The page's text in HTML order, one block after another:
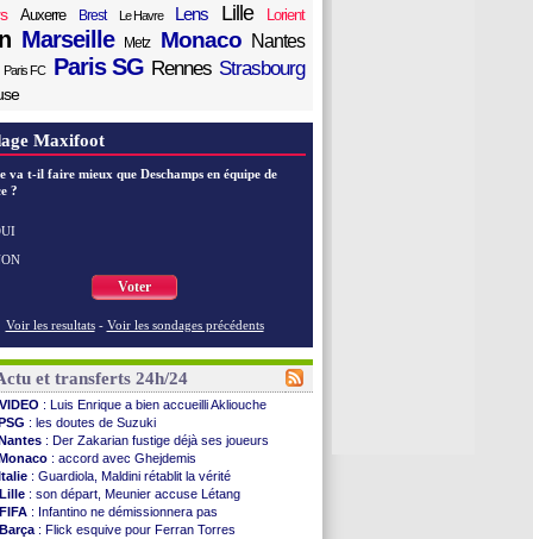
Auxerre Brest Le Havre Lens Lille Lorient
Marseille Metz Monaco Nantes
Paris FC Paris SG Rennes Strasbourg
Maxifoot
va t-il faire mieux que Deschamps en équipe de
?
Voter
Voir les resultats - Voir les sondages précédents
et transferts 24h/24
VIDEO : Luis Enrique a bien accueilli Akliouche
: les doutes de Suzuki
: Der Zakarian fustige déjà ses joueurs
: accord avec Ghejdemis
: Guardiola, Maldini rétablit la vérité
Lille : son départ, Meunier accuse Létang
FIFA : Infantino ne démissionnera pas
Barça : Flick esquive pour Ferran Torres